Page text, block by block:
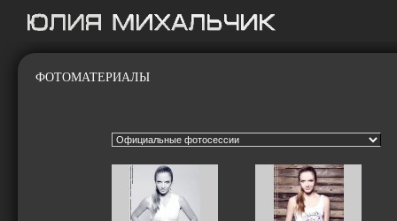
ФОТОМАТЕРИАЛЫ